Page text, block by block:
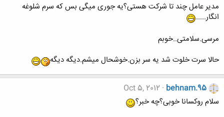
مدیر عامل چند تا شرکت هستی؟یه جوری میگی بس که سرم شلوغه
انگار.....
مرسی.سلامتی..خوبم
حالا سرت خلوت شد یه سر بزن.خوشحال میشم.دیگه دیگه
behnam.95
Oct 5, 2012
سلام روکسانا خوبی؟چه خبر؟